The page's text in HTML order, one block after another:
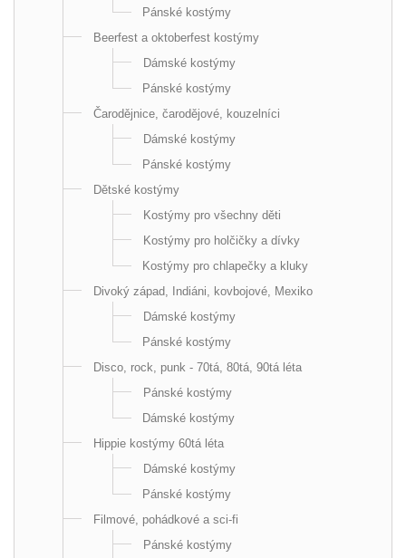
Pánské kostýmy
Beerfest a oktoberfest kostýmy
Dámské kostýmy
Pánské kostýmy
Čarodějnice, čarodějové, kouzelníci
Dámské kostýmy
Pánské kostýmy
Dětské kostýmy
Kostýmy pro všechny děti
Kostýmy pro holčičky a dívky
Kostýmy pro chlapečky a kluky
Divoký západ, Indiáni, kovbojové, Mexiko
Dámské kostýmy
Pánské kostýmy
Disco, rock, punk - 70tá, 80tá, 90tá léta
Pánské kostýmy
Dámské kostýmy
Hippie kostýmy 60tá léta
Dámské kostýmy
Pánské kostýmy
Filmové, pohádkové a sci-fi
Pánské kostýmy